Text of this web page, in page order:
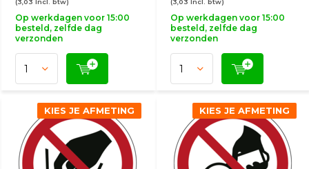
(3,03 Incl. btw)
Op werkdagen voor 15:00
besteld, zelfde dag
verzonden
(3,03 Incl. btw)
Op werkdagen voor 15:00
besteld, zelfde dag
verzonden
KIES JE AFMETING KIES JE AFMETING